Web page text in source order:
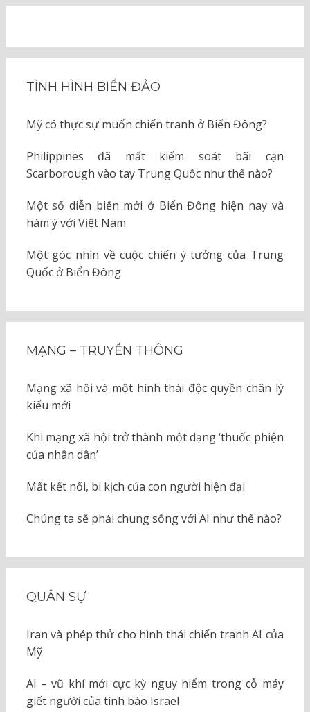
TÌNH HÌNH BIỂN ĐẢO
Mỹ có thực sự muốn chiến tranh ở Biển Đông?
Philippines đã mất kiểm soát bãi cạn
Scarborough vào tay Trung Quốc như thế nào?
Một số diễn biến mới ở Biển Đông hiện nay và
hàm ý với Việt Nam
Một góc nhìn về cuộc chiến ý tưởng của Trung
Quốc ở Biển Đông
MẠNG – TRUYỀN THÔNG
Mạng xã hội và một hình thái độc quyền chân lý
kiểu mới
Khi mạng xã hội trở thành một dạng ‘thuốc phiện
của nhân dân’
Mất kết nối, bi kịch của con người hiện đại
Chúng ta sẽ phải chung sống với AI như thế nào?
QUÂN SỰ
Iran và phép thử cho hình thái chiến tranh AI của
Mỹ
AI – vũ khí mới cực kỳ nguy hiểm trong cỗ máy
giết người của tình báo Israel